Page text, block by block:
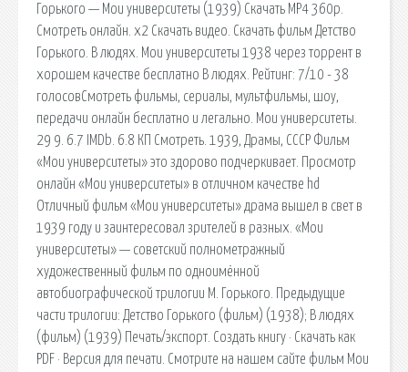
Горького — Мои университеты (1939) Скачать MP4 360p.
Смотреть онлайн. x2 Скачать видео. Скачать фильм Детство
Горького. В людях. Мои университеты 1938 через торрент в
хорошем качестве бесплатно В людях. Рейтинг: 7/10 - 38
голосовСмотреть фильмы, сериалы, мультфильмы, шоу,
передачи онлайн бесплатно и легально. Мои университеты.
29 9. 6.7 IMDb. 6.8 КП Смотреть. 1939, Драмы, СССР Фильм
«Мои университеты» это здорово подчеркивает. Просмотр
онлайн «Мои университеты» в отличном качестве hd
Отличный фильм «Мои университеты» драма вышел в свет в
1939 году и заинтересовал зрителей в разных. «Мои
университеты» — советский полнометражный
художественный фильм по одноимённой
автобиографической трилогии М. Горького. Предыдущие
части трилогии: Детство Горького (фильм) (1938); В людях
(фильм) (1939) Печать/экспорт. Создать книгу · Скачать как
PDF · Версия для печати. Смотрите на нашем сайте фильм Мои